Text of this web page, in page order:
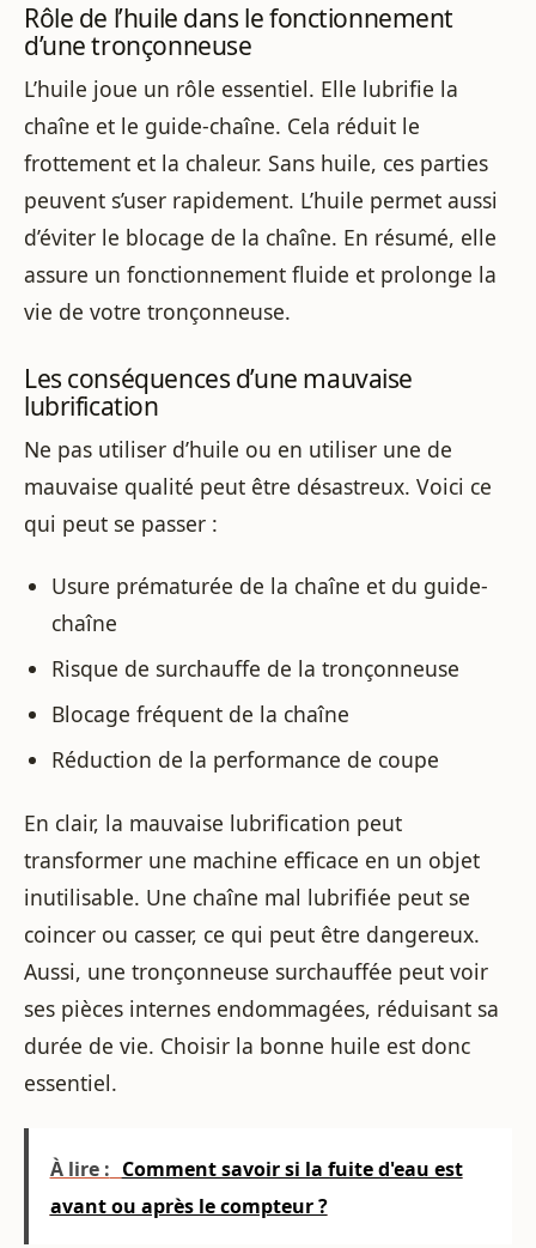
Rôle de l’huile dans le fonctionnement
d’une tronçonneuse
L’huile joue un rôle essentiel. Elle lubrifie la
chaîne et le guide-chaîne. Cela réduit le
frottement et la chaleur. Sans huile, ces parties
peuvent s’user rapidement. L’huile permet aussi
d’éviter le blocage de la chaîne. En résumé, elle
assure un fonctionnement fluide et prolonge la
vie de votre tronçonneuse.
Les conséquences d’une mauvaise
lubrification
Ne pas utiliser d’huile ou en utiliser une de
mauvaise qualité peut être désastreux. Voici ce
qui peut se passer :
Usure prématurée de la chaîne et du guide-
chaîne
Risque de surchauffe de la tronçonneuse
Blocage fréquent de la chaîne
Réduction de la performance de coupe
En clair, la mauvaise lubrification peut
transformer une machine efficace en un objet
inutilisable. Une chaîne mal lubrifiée peut se
coincer ou casser, ce qui peut être dangereux.
Aussi, une tronçonneuse surchauffée peut voir
ses pièces internes endommagées, réduisant sa
durée de vie. Choisir la bonne huile est donc
essentiel.
À lire : Comment savoir si la fuite d'eau est
avant ou après le compteur ?